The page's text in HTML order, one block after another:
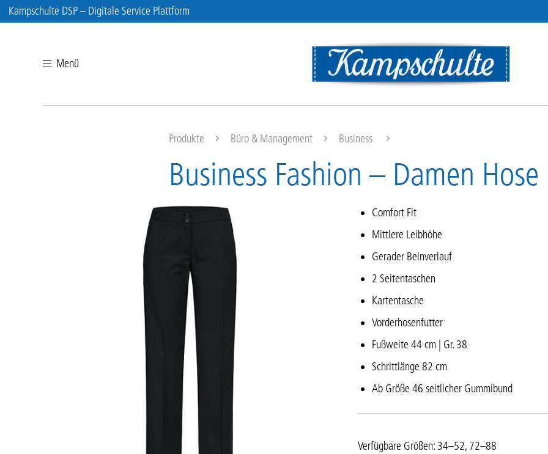
Kampschulte DSP – Digitale Service Plattform
Menü
Produkte Büro & Management Business
Business Fashion – Damen Hose
Comfort Fit
Mittlere Leibhöhe
Gerader Beinverlauf
2 Seitentaschen
Kartentasche
Vorderhosenfutter
Fußweite 44 cm | Gr. 38
Schrittlänge 82 cm
Ab Größe 46 seitlicher Gummibund
Verfügbare Größen: 34–52, 72–88